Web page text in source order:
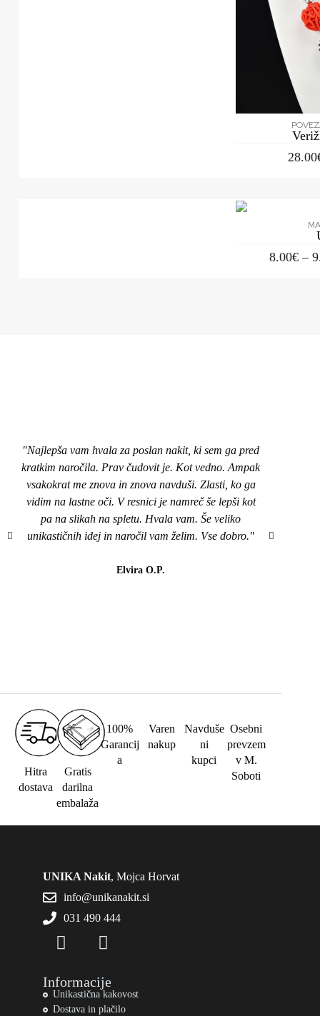
28.00
8.00€ –
"Najlepša vam hvala za poslan nakit, ki sem ga pred
kratkim naročila. Prav čudovit je. Kot vedno. Ampak
vsakokrat me znova in znova navduši. Zlasti, ko ga
vidim na lastne oči. V resnici je namreč še lepši kot
pa na slikah na spletu. Hvala vam. Še veliko
unikastičnih idej in naročil vam želim. Vse dobro."
Elvira O.P.
Hitra
dostava
Gratis
darilna
embalaža
100%
Garancij
a
Varen
nakup
Navduše
ni
kupci
Osebni
prevzem
v M.
Soboti
UNIKA Nakit, Mojca Horvat
info@unikanakit.si
031 490 444
Informacije
Unikastična kakovost
Dostava in plačilo